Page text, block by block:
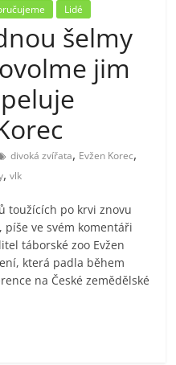
Lidé
šelmy
jim
divoká zvířata, Evžen Korec,
,vlk
toužících po krvi znovu
ve svém komentáři
táborské zoo Evžen
která padla během
na České zemědělské